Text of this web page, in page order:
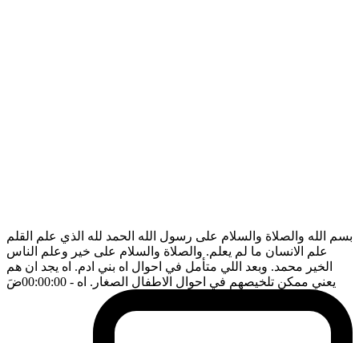
بسم الله والصلاة والسلام على رسول الله الحمد لله الذي علم القلم
علم الانسان ما لم يعلم. والصلاة والسلام على خير وعلم الناس
الخير محمد. وبعد اللي متأمل في احوال اه بني ادم. اه يجد ان هم
يعني ممكن تلخيصهم في احوال الاطفال الصغار. اه - 00:00:00 ضَ